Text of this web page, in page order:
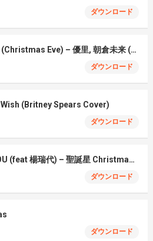
ダウンロード
クリスマスイブ (Christmas Eve) – 優里, 朝倉未来 (Yury, Mirai Asakura) net)
ダウンロード
Wish (Britney Spears Cover)
ダウンロード
周杰倫 JAY CHOU (feat 楊瑞代) – 聖誕星 Christmas Star
ダウンロード
ダウンロード